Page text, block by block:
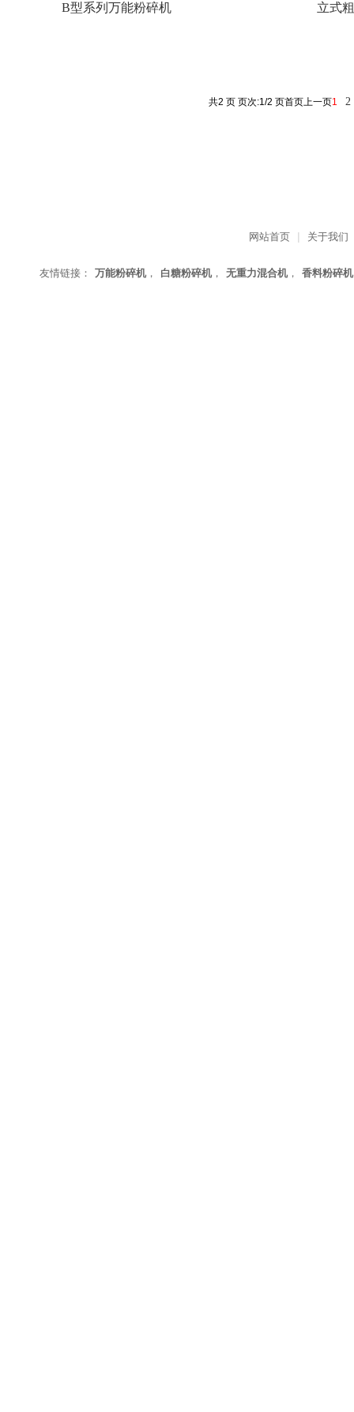
B型系列万能粉碎机 立式
共2 页 页次:1/2 页首页上一页1 2
网站首页 | 关于我们
友情链接： 万能粉碎机， 白糖粉碎机， 无重力混合机， 香料粉碎机